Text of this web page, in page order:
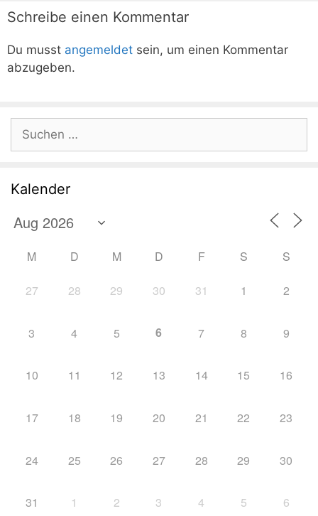
Schreibe einen Kommentar
Du musst angemeldet sein, um einen Kommentar
abzugeben.
Suchen
nach:
Kalender
M D M D F S S
27 28 29 30 31 1 2
3 4 5 6 7 8 9
10 11 12 13 14 15 16
17 18 19 20 21 22 23
24 25 26 27 28 29 30
31 1 2 3 4 5 6